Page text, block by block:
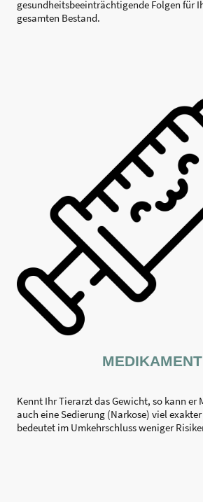
gesundheitsbeeinträchtigende Folgen für
gesamten Bestand.
Kennt Ihr Tierarzt das Gewicht, so kann er
auch eine Sedierung (Narkose) viel
bedeutet im Umkehrschluss weniger